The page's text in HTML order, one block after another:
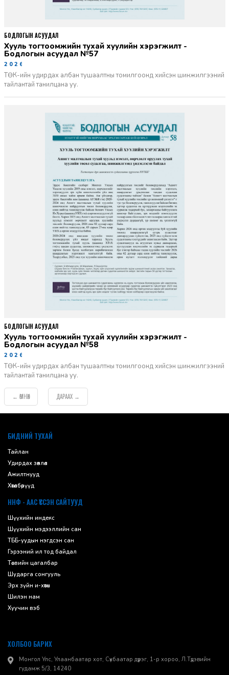
Хууль тогтоомжийн тухай хуулийн хэрэгжилт -
Бодлогын асуудал №57
2026-06-02
ТӨК-ийн удирдах албан тушаалтны томилгоонд хийсэн шинжилгээний
тайлантай танилцана уу.
БОДЛОГЫН АСУУДАЛ
Хууль тогтоомжийн тухай хуулийн хэрэгжилт -
Бодлогын асуудал №58
2026-06-02
ТӨК-ийн удирдах албан тушаалтны томилгоонд хийсэн шинжилгээний
тайлантай танилцана уу.
БОДЛОГЫН АСУУДАЛ
← ӨМНӨХ ДАРААХ →
БИДНИЙ ТУХАЙ
Тайлан
Удирдах зөвлөл
Ажилтнууд
Хөтөлбөрүүд
ННФ - ААС ҮҮССЭН САЙТУУД
Шүүхийн индекс
Шүүхийн мэдээллийн сан
ТББ-уудын нэгдсэн сан
Гэрээний ил тод байдал
Төсвийн цагалбар
Шударга сонгууль
Эрх зүйн и-хөтөч
Шилэн нам
Хуучин вэб
ХОЛБОО БАРИХ
Монгол Улс, Улаанбаатар хот, Сүхбаатар дүүрэг, 1-р хороо, ​Л.Түдэвийн
гудамж 5/3, 14240